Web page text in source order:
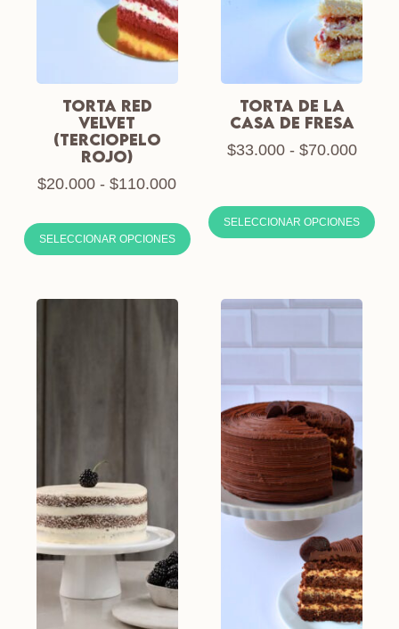
TORTA RED
VELVET
(TERCIOPELO
ROJO)
$20.000 - $110.000
SELECCIONAR OPCIONES
TORTA DE LA
CASA DE FRESA
$33.000 - $70.000
SELECCIONAR OPCIONES